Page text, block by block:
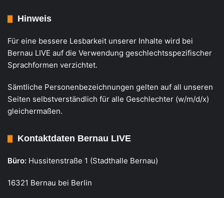
Hinweis
Für eine bessere Lesbarkeit unserer Inhalte wird bei
Bernau LIVE auf die Verwendung geschlechtsspezifischer
Sprachformen verzichtet.
Sämtliche Personenbezeichnungen gelten auf all unseren
Seiten selbstverständlich für alle Geschlechter (w/m/d/x)
gleichermaßen.
Kontaktdaten Bernau LIVE
Büro: Hussitenstraße 1 (Stadthalle Bernau)
16321 Bernau bei Berlin